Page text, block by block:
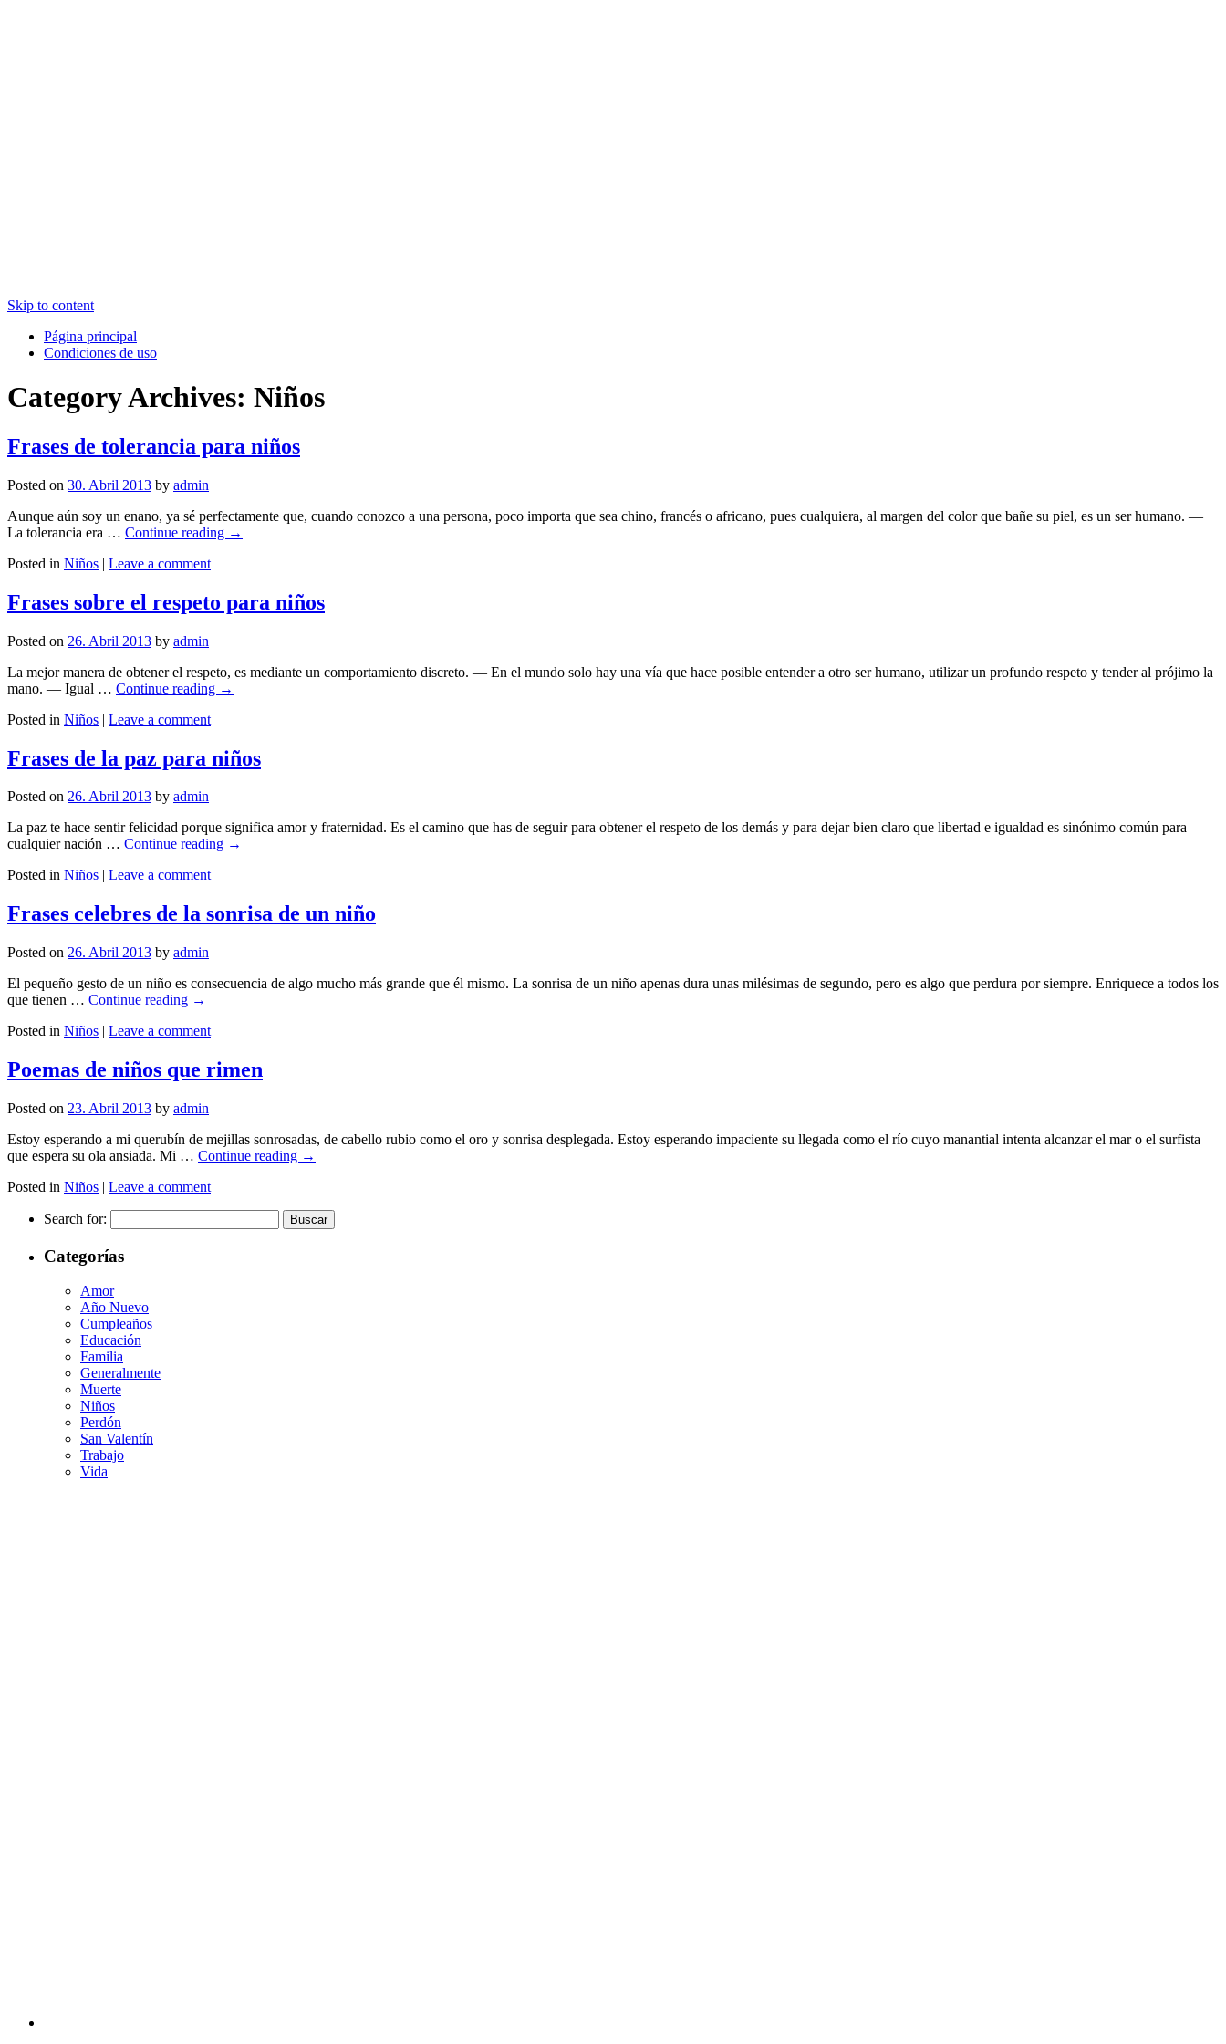
Skip to content
Página principal
Condiciones de uso
Category Archives: Niños
Frases de tolerancia para niños
Posted on 30. Abril 2013 by admin
Aunque aún soy un enano, ya sé perfectamente que, cuando conozco a una persona, poco importa que sea chino, francés o africano, pues cualquiera, al margen del color que bañe su piel, es un ser humano. —
La tolerancia era … Continue reading →
Posted in Niños | Leave a comment
Frases sobre el respeto para niños
Posted on 26. Abril 2013 by admin
La mejor manera de obtener el respeto, es mediante un comportamiento discreto. — En el mundo solo hay una vía que hace posible entender a otro ser humano, utilizar un profundo respeto y tender al prójimo la
mano. — Igual … Continue reading →
Posted in Niños | Leave a comment
Frases de la paz para niños
Posted on 26. Abril 2013 by admin
La paz te hace sentir felicidad porque significa amor y fraternidad. Es el camino que has de seguir para obtener el respeto de los demás y para dejar bien claro que libertad e igualdad es sinónimo común para
cualquier nación … Continue reading →
Posted in Niños | Leave a comment
Frases celebres de la sonrisa de un niño
Posted on 26. Abril 2013 by admin
El pequeño gesto de un niño es consecuencia de algo mucho más grande que él mismo. La sonrisa de un niño apenas dura unas milésimas de segundo, pero es algo que perdura por siempre. Enriquece a todos los
que tienen … Continue reading →
Posted in Niños | Leave a comment
Poemas de niños que rimen
Posted on 23. Abril 2013 by admin
Estoy esperando a mi querubín de mejillas sonrosadas, de cabello rubio como el oro y sonrisa desplegada. Estoy esperando impaciente su llegada como el río cuyo manantial intenta alcanzar el mar o el surfista
que espera su ola ansiada. Mi … Continue reading →
Posted in Niños | Leave a comment
Search for:
Categorías
Amor
Año Nuevo
Cumpleaños
Educación
Familia
Generalmente
Muerte
Niños
Perdón
San Valentín
Trabajo
Vida